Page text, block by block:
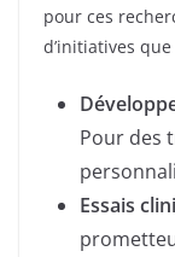
pour ces
d’initiatives
Pour des
Essais